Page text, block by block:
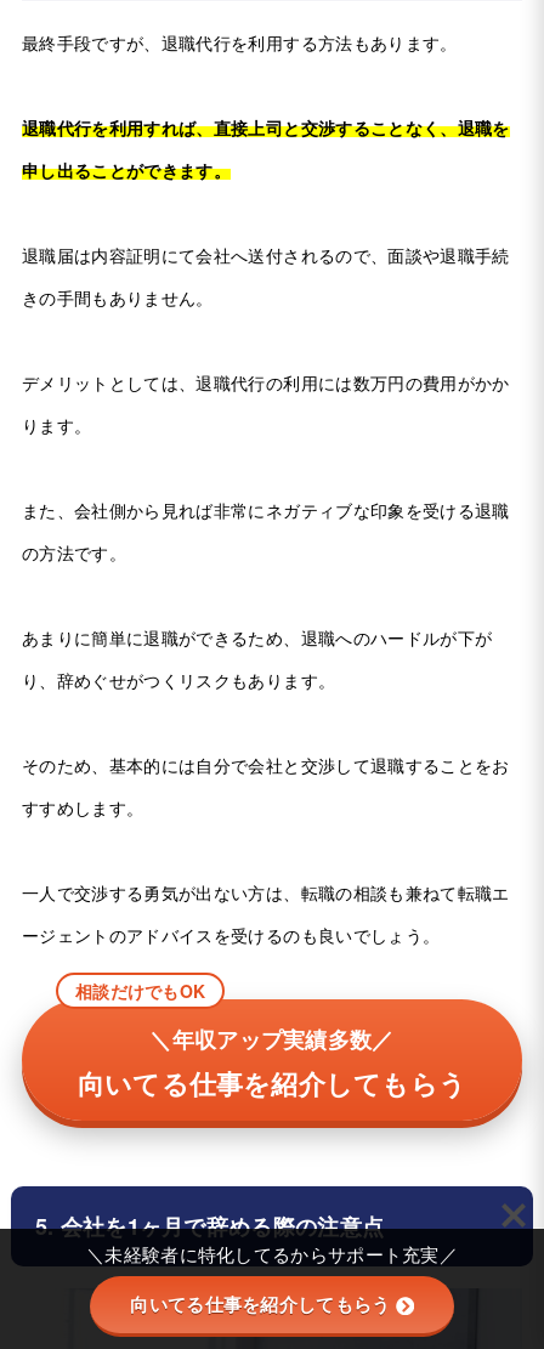
最終手段ですが、退職代行を利用する方法もあります。
退職代行を利用すれば、直接上司と交渉することなく、退職を
申し出ることができます。
退職届は内容証明にて会社へ送付されるので、面談や退職手続
きの手間もありません。
デメリットとしては、退職代行の利用には数万円の費用がかか
ります。
また、会社側から見れば非常にネガティブな印象を受ける退職
の方法です。
あまりに簡単に退職ができるため、退職へのハードルが下が
り、辞めぐせがつくリスクもあります。
そのため、基本的には自分で会社と交渉して退職することをお
すすめします。
一人で交渉する勇気が出ない方は、転職の相談も兼ねて転職エ
ージェントのアドバイスを受けるのも良いでしょう。
相談だけでもOK
＼年収アップ実績多数／
向いてる仕事を紹介してもらう
5. 会社を1ヶ月で辞める際の注意点
＼未経験者に特化してるからサポート充実／
向いてる仕事を紹介してもらう